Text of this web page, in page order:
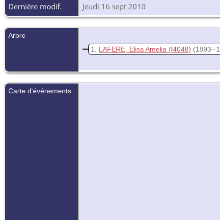
Dernière modif.
Jeudi 16 sept 2010
Arbre
1
LAFERE, Elisa Amelia (I4048) (1893 –
Carte d'événements